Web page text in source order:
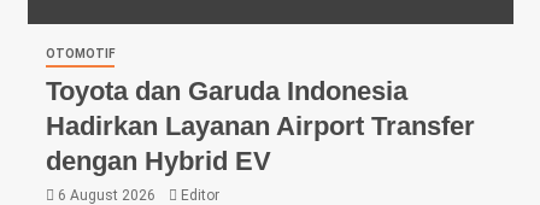
OTOMOTIF
Toyota dan Garuda Indonesia
Hadirkan Layanan Airport Transfer
dengan Hybrid EV
6 August 2026 Editor